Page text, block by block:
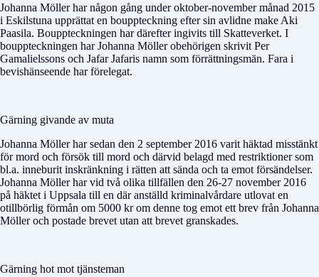
Johanna Möller har någon gång under oktober-november månad 2015
i Eskilstuna upprättat en bouppteckning efter sin avlidne make Aki
Paasila. Bouppteckningen har därefter ingivits till Skatteverket. I
bouppteckningen har Johanna Möller obehörigen skrivit Per
Gamalielssons och Jafar Jafaris namn som förrättningsmän. Fara i
bevishänseende har förelegat.
Gärning givande av muta
Johanna Möller har sedan den 2 september 2016 varit häktad misstänkt
för mord och försök till mord och därvid belagd med restriktioner som
bl.a. inneburit inskränkning i rätten att sända och ta emot försändelser.
Johanna Möller har vid två olika tillfällen den 26-27 november 2016
på häktet i Uppsala till en där anställd kriminalvårdare utlovat en
otillbörlig förmån om 5000 kr om denne tog emot ett brev från Johanna
Möller och postade brevet utan att brevet granskades.
Gärning hot mot tjänsteman